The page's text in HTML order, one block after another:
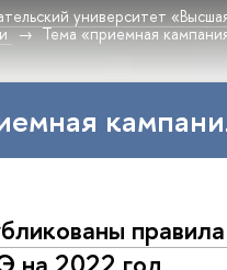
университет
Тема «приемная